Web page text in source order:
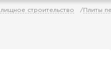
строительство Плиты